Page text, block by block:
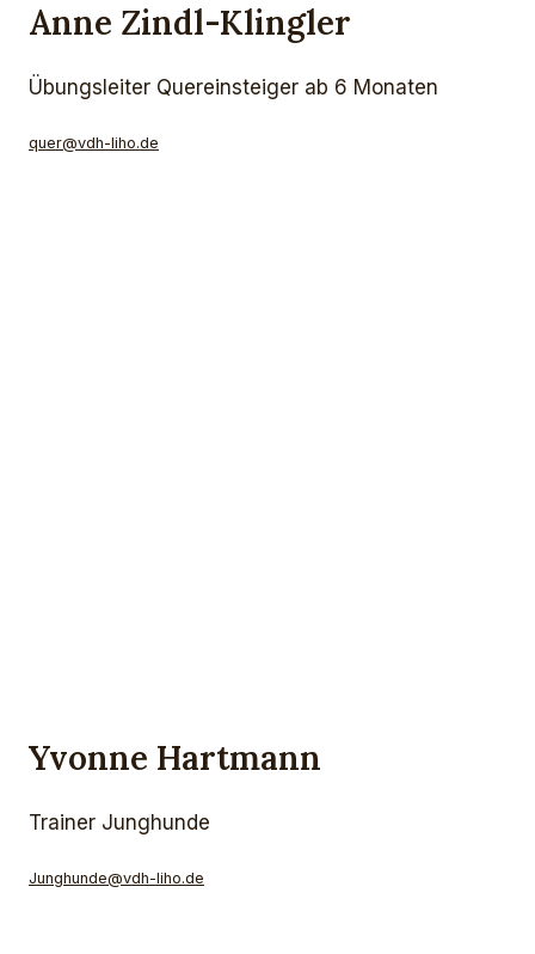
Anne Zindl-Klingler
Übungsleiter Quereinsteiger ab 6 Monaten
quer@vdh-liho.de
Yvonne Hartmann
Trainer Junghunde
Junghunde@vdh-liho.de